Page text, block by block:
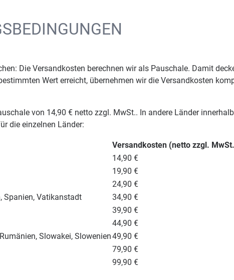
Die Versandkosten berechnen wir als Pauschale. Damit
Wert erreicht, übernehmen wir die Versandkosten
von 14,90 € netto zzgl. MwSt.. In andere Länder
die einzelnen Länder:
Versandkosten (netto zzgl.
14,90 €
19,90 €
24,90 €
Spanien, Vatikanstadt
34,90 €
39,90 €
44,90 €
Slowakei, Slowenien49,90 €
79,90 €
99,90 €